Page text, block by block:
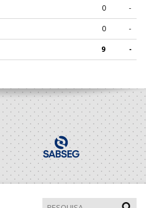
0 -
0 -
9 -